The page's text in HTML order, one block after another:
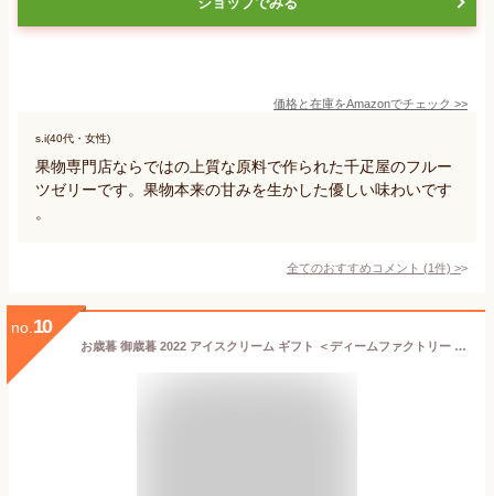
価格と在庫をAmazonでチェック >>
s.i(40代・女性)
果物専門店ならではの上質な原料で作られた千疋屋のフルー
ツゼリーです。果物本来の甘みを生かした優しい味わいです
。
全てのおすすめコメント (1件) >
no. 10
お歳暮 御歳暮 2022 アイスクリーム ギフト ＜ディームファクトリー 十勝橋本牧場プレミアムソフト7個セット＞ 送料無料 贈答用 詰め合わせ お取り寄せ お歳暮ギフト 歳暮 お年賀 御年賀 年賀 人気 高級 上司 友人 親戚 家族 両親 同僚 内祝い お祝い お礼 粗品 プレゼント